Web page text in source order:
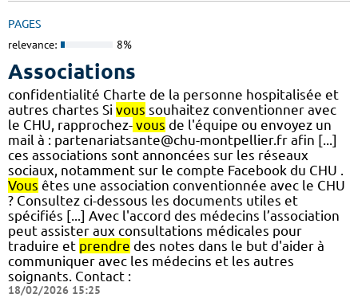
PAGES
relevance: 8%
Associations
confidentialité Charte de la personne hospitalisée et
autres chartes Si vous souhaitez conventionner avec
le CHU, rapprochez- vous de l'équipe ou envoyez un
mail à : partenariatsante@chu-montpellier.fr afin [...]
ces associations sont annoncées sur les réseaux
sociaux, notamment sur le compte Facebook du CHU .
Vous êtes une association conventionnée avec le CHU
? Consultez ci-dessous les documents utiles et
spécifiés [...] Avec l'accord des médecins l’association
peut assister aux consultations médicales pour
traduire et prendre des notes dans le but d'aider à
communiquer avec les médecins et les autres
soignants. Contact :
18/02/2026 15:25